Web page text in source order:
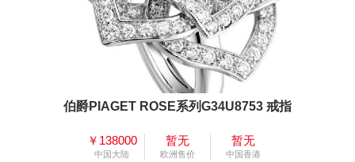
伯爵PIAGET ROSE系列G34U8753 戒指
￥138000
中国大陆
暂无
欧洲售价
暂无
中国香港